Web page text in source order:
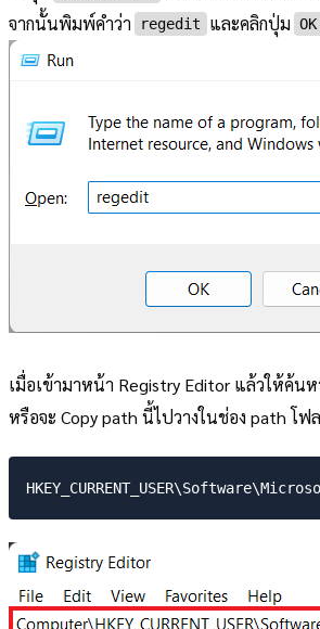
จากนั้นพิมพ์คำว่า
regedit และคลิกปุ่ม OK
เมื่อเข้ามาหน้า Registry Editor แล้วให้ค้นห
หรือจะ Copy path นี้ไปวางในช่อง path โฟ